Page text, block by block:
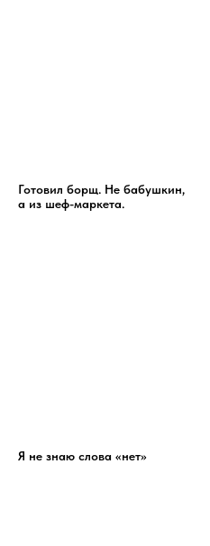
Готовил борщ. Не бабушкин,
а из шеф-маркета.
Я не знаю слова «нет»